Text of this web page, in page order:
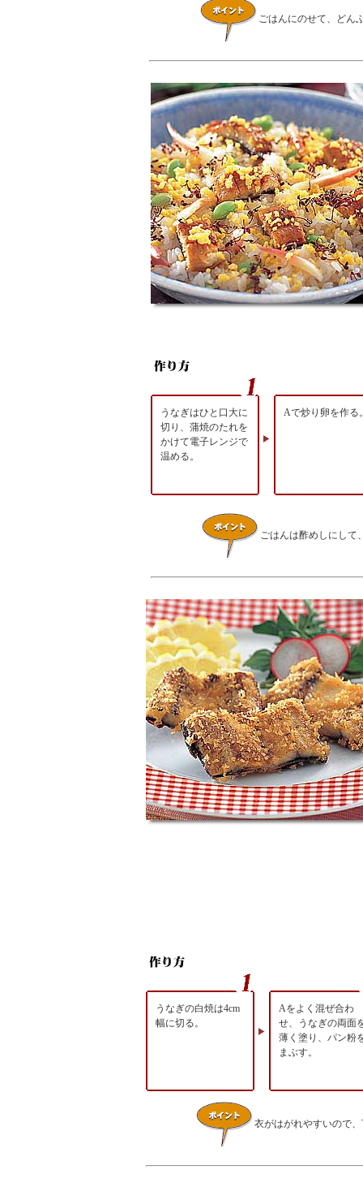
ごはんにのせて、どん
うなぎはひと口大に
切り、蒲焼のたれを
かけて電子レンジで
温める。
Aで炒り卵を作る
ごはんは酢めしにして
うなぎの白焼は4cm
幅に切る。
Aをよく混ぜ合わ
せ、うなぎの両面
薄く塗り、パン粉
まぶす。
衣がはがれやすいので